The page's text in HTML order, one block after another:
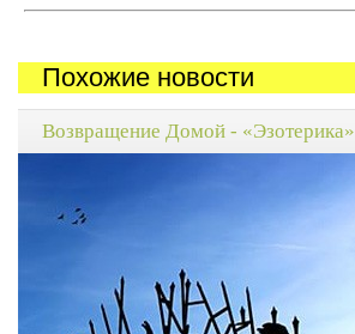
Похожие новости
Возвращение Домой - «Эзотерика»